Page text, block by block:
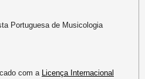
Portuguesa de Musicologia
com a Licença Internacional